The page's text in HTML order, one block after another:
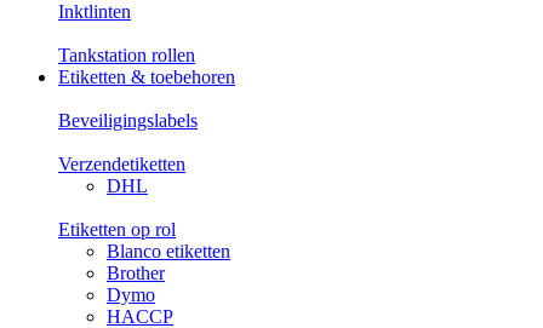
Inktlinten
Tankstation rollen
Etiketten & toebehoren
Beveiligingslabels
Verzendetiketten
DHL
Etiketten op rol
Blanco etiketten
Brother
Dymo
HACCP